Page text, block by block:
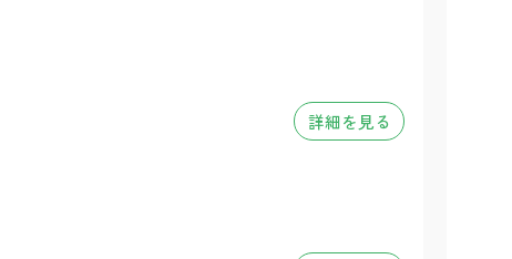
詳細を見る